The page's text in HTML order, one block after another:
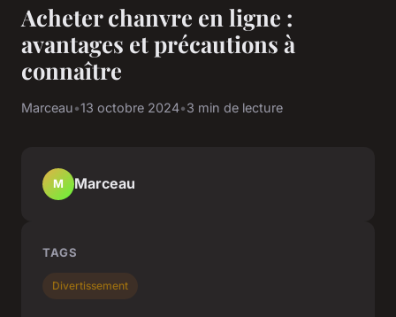
Acheter chanvre en ligne :
avantages et précautions à
connaître
Marceau•13 octobre 2024•3 min de lecture
M Marceau
TAGS
Divertissement